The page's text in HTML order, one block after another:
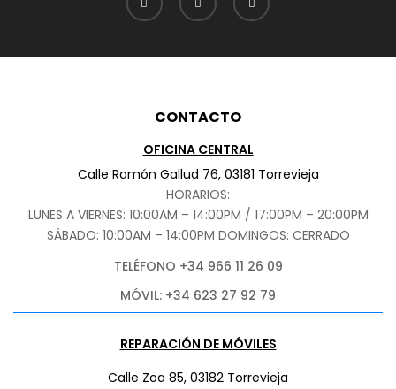
CONTACTO
OFICINA CENTRAL
Calle Ramón Gallud 76, 03181 Torrevieja
HORARIOS:
LUNES A VIERNES: 10:00AM – 14:00PM / 17:00PM – 20:00PM
SÁBADO: 10:00AM – 14:00PM DOMINGOS: CERRADO
TELÉFONO +34 966 11 26 09
MÓVIL: +34 623 27 92 79
REPARACIÓN DE MÓVILES
Calle Zoa 85, 03182 Torrevieja